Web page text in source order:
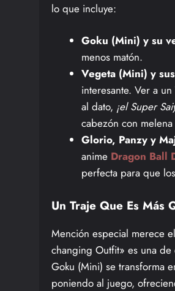
lo que incluye:
Goku (Mini) y su
menos matón.
Vegeta (Mini) y
interesante. Ver a
al dato, ¡el Super
cabezón con
Glorio, Panzy y
anime Dragon Ball
perfecta para que
Un Traje Que Es Más
Mención especial merece el
changing Outfit» es una
Goku (Mini) se transforma
poniendo al juego,